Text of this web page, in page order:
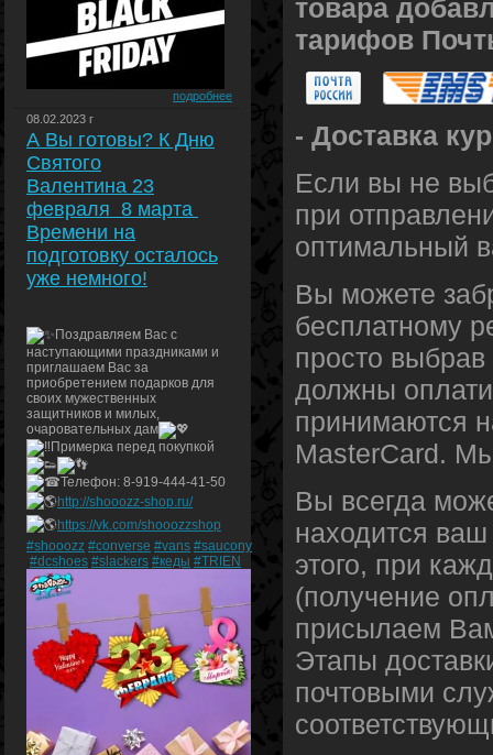
подробнее
08.02.2023 г
А Вы готовы? К Дню
Святого
Валентина 23
февраля 8 марта
Времени на
подготовку осталось
уже немного!
Поздравляем Вас с
наступающими праздниками и
приглашаем Вас за
приобретением подарков для
своих мужественных
защитников и милых,
очаровательных дам
Примерка перед покупкой
Телефон: 8-919-444-41-50
http://shooozz-shop.ru/
https://vk.com/shooozzshop
#shooozz #converse #vans #saucony
#dcshoes #slackers #кеды #TRIEN
товара
тарифов
- Доставка
Если вы не
при
оптимальный
Вы можете
бесплатному
просто
должны
принимаются
MasterCard.
Вы всегда
находится
этого, при
(получение
присылаем
Этапы
почтовыми